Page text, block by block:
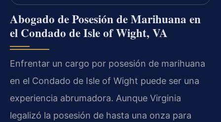
Abogado de Posesión de Marihuana en
el Condado de Isle of Wight, VA
Enfrentar un cargo por posesión de marihuana
en el Condado de Isle of Wight puede ser una
experiencia abrumadora. Aunque Virginia
legalizó la posesión de hasta una onza para